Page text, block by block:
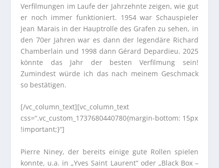
Verfilmungen im Laufe der Jahrzehnte zeigen, wie gut
er noch immer funktioniert. 1954 war Schauspieler
Jean Marais in der Hauptrolle des Grafen zu sehen, in
den 70er Jahren war es dann der legendäre Richard
Chamberlain und 1998 dann Gérard Depardieu. 2025
könnte das Jahr der besten Verfilmung sein!
Zumindest würde ich das nach meinem Geschmack
so bestätigen.
[/vc_column_text][vc_column_text
css=“.vc_custom_1737680440780{margin-bottom: 15px
!important;}“]
Pierre Niney, der bereits einige gute Rollen spielen
konnte, u.a. in „Yves Saint Laurent“ oder „Black Box –